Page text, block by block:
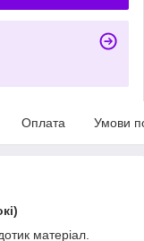
Оплата Умови
матеріал.